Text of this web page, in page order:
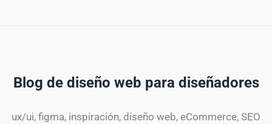
Blog de diseño web para diseñadores
ux/ui, figma, inspiración, diseño web, eCommerce, SEO